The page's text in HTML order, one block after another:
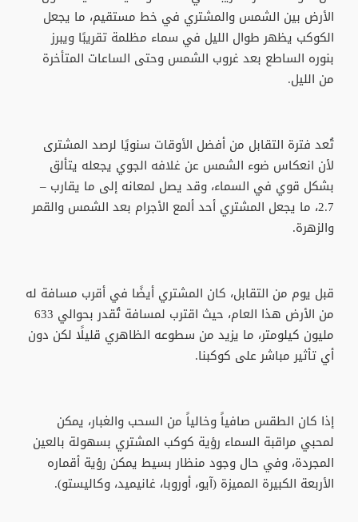
الأرض بين الشمس والمشتري في خط مستقيم، ما يجعل
الكوكب يظهر طوال الليل في سماء مظلمة تقريبًا ويبرز
بنوره الساطع بعد غروب الشمس وحتى الساعات المتأخرة
من الليل.
تُعد فترة التقابل من أفضل الأوقات سنويًا لرصد المشترى
لأن انعكاس ضوء الشمس عن غلافه الجوي يجعله يتألق
بشكل قوي في السماء، وقد يصل لمعانه إلى ما يقارب –
2.7، ما يجعل المشتري أحد ألمع الأجرام بعد الشمس والقمر
والزهرة.
قبل يوم من التقابل، كان المشتري أيضًا في أقرب مسافة له
من الأرض هذا العام، حيث اقترب لمسافة تُقدر بحوالي 633
مليون كيلومتر، ما يزيد من سطوعه الظاهري قليلًا لكن دون
أي تأثير مباشر على كوكبنا.
إذا كان الطقس صافياً وخالياً من السحب والغبار، يمكن
لمحبي مراقبة السماء رؤية كوكب المشتري بسهولة بالعين
المجردة، وفي حال وجود منظار بسيط يمكن رؤية أقماره
الأربعة الكبيرة المميزة (آيو، أوروبا، غانيميد، وكاليستو).